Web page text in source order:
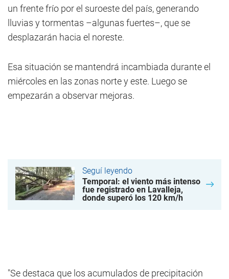
un frente frío por el suroeste del país, generando
lluvias y tormentas –algunas fuertes–, que se
desplazarán hacia el noreste.
Esa situación se mantendrá incambiada durante el
miércoles en las zonas norte y este. Luego se
empezarán a observar mejoras.
Seguí leyendo
Temporal: el viento más intenso
fue registrado en Lavalleja,
donde superó los 120 km/h
"Se destaca que los acumulados de precipitación